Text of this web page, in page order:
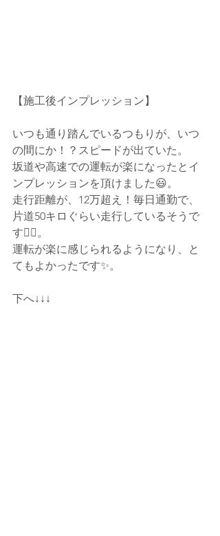
【施工後インプレッション】
いつも通り踏んでいるつもりが、いつ
の間にか！？スピードが出ていた。
坂道や高速での運転が楽になったとイ
ンプレッションを頂けました😃。
走行距離が、12万超え！毎日通勤で、
片道50キロぐらい走行しているそうで
す🙆‍♂️。
運転が楽に感じられるようになり、と
てもよかったです✨。
下へ↓↓↓